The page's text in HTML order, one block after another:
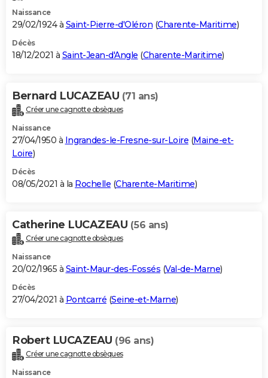
Naissance
29/02/1924 à Saint-Pierre-d'Oléron (Charente-Maritime)
Décès
18/12/2021 à Saint-Jean-d'Angle (Charente-Maritime)
Bernard LUCAZEAU (71 ans)
Créer une cagnotte obsèques
Naissance
27/04/1950 à Ingrandes-le-Fresne-sur-Loire (Maine-et-
Loire)
Décès
08/05/2021 à la Rochelle (Charente-Maritime)
Catherine LUCAZEAU (56 ans)
Créer une cagnotte obsèques
Naissance
20/02/1965 à Saint-Maur-des-Fossés (Val-de-Marne)
Décès
27/04/2021 à Pontcarré (Seine-et-Marne)
Robert LUCAZEAU (96 ans)
Créer une cagnotte obsèques
Naissance